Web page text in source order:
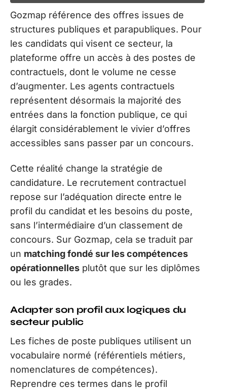
Gozmap référence des offres issues de
structures publiques et parapubliques. Pour
les candidats qui visent ce secteur, la
plateforme offre un accès à des postes de
contractuels, dont le volume ne cesse
d’augmenter. Les agents contractuels
représentent désormais la majorité des
entrées dans la fonction publique, ce qui
élargit considérablement le vivier d’offres
accessibles sans passer par un concours.
Cette réalité change la stratégie de
candidature. Le recrutement contractuel
repose sur l’adéquation directe entre le
profil du candidat et les besoins du poste,
sans l’intermédiaire d’un classement de
concours. Sur Gozmap, cela se traduit par
un matching fondé sur les compétences
opérationnelles plutôt que sur les diplômes
ou les grades.
Adapter son profil aux logiques du
secteur public
Les fiches de poste publiques utilisent un
vocabulaire normé (référentiels métiers,
nomenclatures de compétences).
Reprendre ces termes dans le profil